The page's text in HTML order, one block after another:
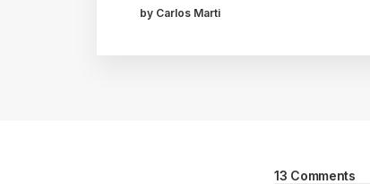
by Carlos Marti
13 Comments